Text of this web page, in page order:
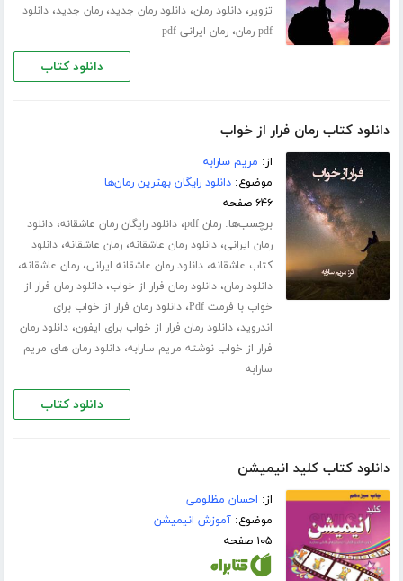
تزویر،دانلود رمان،دانلود رمان جدید،رمان جدید،دانلود
pdf رمان
،رمان ایرانی pdf
دانلود کتاب
دانلود کتاب رمان فرار از خواب
از: مریم سارابه
موضوع:دانلود رایگان بهترین رمان‌ها
۶۴۶ صفحه
برچسب‌ها:رمان pdf ،دانلود رایگان رمان عاشقانه،دانلود
رمان ایرانی،دانلود رمان عاشقانه،رمان عاشقانه،دانلود
کتاب عاشقانه،دانلود رمان عاشقانه ایرانی،رمان عاشقانه،
دانلود رمان،دانلود رمان فرار از خواب،دانلود رمان فرار از
خواب با فرمت Pdf
،دانلود رمان فرار از خواب برای
اندروید،دانلود رمان فرار از خواب برای ایفون،دانلود رمان
فرار از خواب نوشته مریم سارابه،دانلود رمان های مریم
سارابه
دانلود کتاب
دانلود کتاب کلید انیمیشن
از: احسان مظلومی
موضوع:آموزش انیمیشن
۱۰۵ صفحه